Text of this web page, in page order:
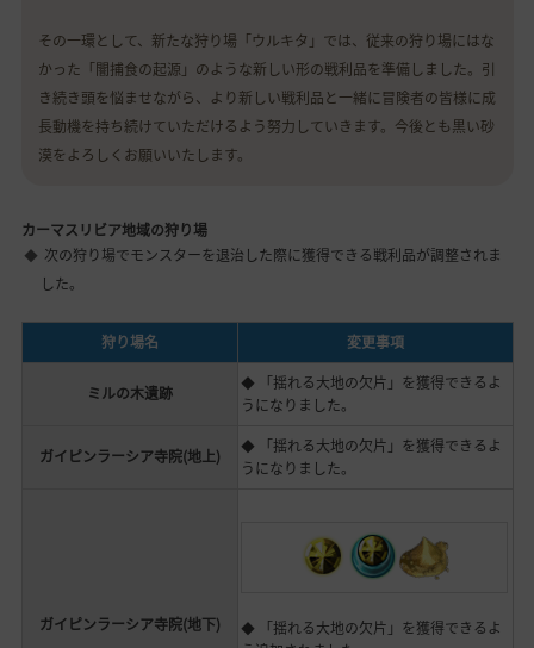
その一環として、新たな狩り場「ウルキタ」では、従来の狩り場にはな
かった「闇捕食の起源」のような新しい形の戦利品を準備しました。引
き続き頭を悩ませながら、より新しい戦利品と一緒に冒険者の皆様に成
長動機を持ち続けていただけるよう努力していきます。今後とも黒い砂
漠をよろしくお願いいたします。
カーマスリビア地域の狩り場
次の狩り場でモンスターを退治した際に獲得できる戦利品が調整されま
した。
狩り場名 変更事項
ミルの木遺跡
◆ 「揺れる大地の欠片」を獲得できるよ
うになりました。
ガイピンラーシア寺院(地上)
◆ 「揺れる大地の欠片」を獲得できるよ
うになりました。
ガイピンラーシア寺院(地下)
◆ 「揺れる大地の欠片」を獲得できるよ